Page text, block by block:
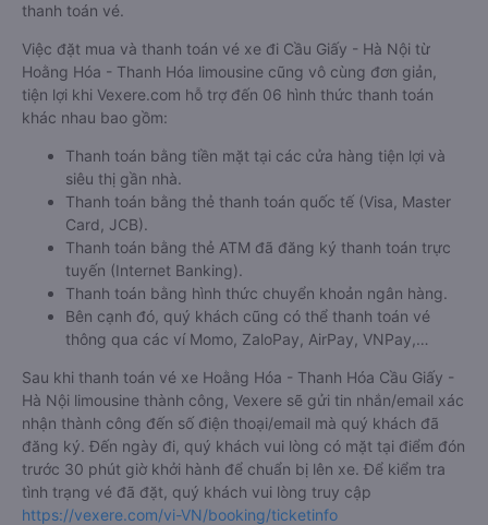
thanh toán vé.
Việc đặt mua và thanh toán vé xe đi Cầu Giấy - Hà Nội từ
Hoằng Hóa - Thanh Hóa limousine cũng vô cùng đơn giản,
tiện lợi khi Vexere.com hỗ trợ đến 06 hình thức thanh toán
khác nhau bao gồm:
Thanh toán bằng tiền mặt tại các cửa hàng tiện lợi và
siêu thị gần nhà.
Thanh toán bằng thẻ thanh toán quốc tế (Visa, Master
Card, JCB).
Thanh toán bằng thẻ ATM đã đăng ký thanh toán trực
tuyến (Internet Banking).
Thanh toán bằng hình thức chuyển khoản ngân hàng.
Bên cạnh đó, quý khách cũng có thể thanh toán vé
thông qua các ví Momo, ZaloPay, AirPay, VNPay,…
Sau khi thanh toán vé xe Hoằng Hóa - Thanh Hóa Cầu Giấy -
Hà Nội limousine thành công, Vexere sẽ gửi tin nhắn/email xác
nhận thành công đến số điện thoại/email mà quý khách đã
đăng ký. Đến ngày đi, quý khách vui lòng có mặt tại điểm đón
trước 30 phút giờ khởi hành để chuẩn bị lên xe. Để kiểm tra
tình trạng vé đã đặt, quý khách vui lòng truy cập
https://vexere.com/vi-VN/booking/ticketinfo